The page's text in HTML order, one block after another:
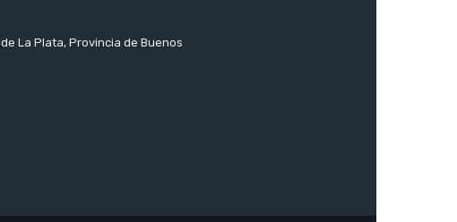
La Plata, Provincia de Buenos